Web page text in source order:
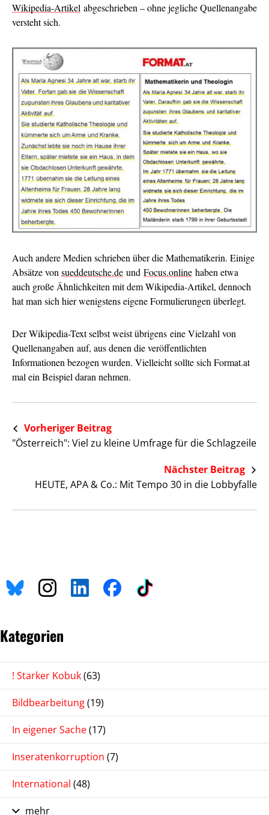
Wikipedia-Artikel abgeschrieben – ohne jegliche Quellenangabe
versteht sich.
Auch andere Medien schrieben über die Mathematikerin. Einige
Absätze von sueddeutsche.de und Focus.online haben etwa
auch große Ähnlichkeiten mit dem Wikipedia-Artikel, dennoch
hat man sich hier wenigstens eigene Formulierungen überlegt.
Der Wikipedia-Text selbst weist übrigens eine Vielzahl von
Quellenangaben auf, aus denen die veröffentlichten
Informationen bezogen wurden. Vielleicht sollte sich Format.at
mal ein Beispiel daran nehmen.
Vorheriger Beitrag
"Österreich": Viel zu kleine Umfrage für die Schlagzeile
Nächster Beitrag
HEUTE, APA & Co.: Mit Tempo 30 in die Lobbyfalle
Kategorien
! Starker Kobuk(63)
Bildbearbeitung(19)
In eigener Sache(17)
Inseratenkorruption (7)
International (48)
mehr